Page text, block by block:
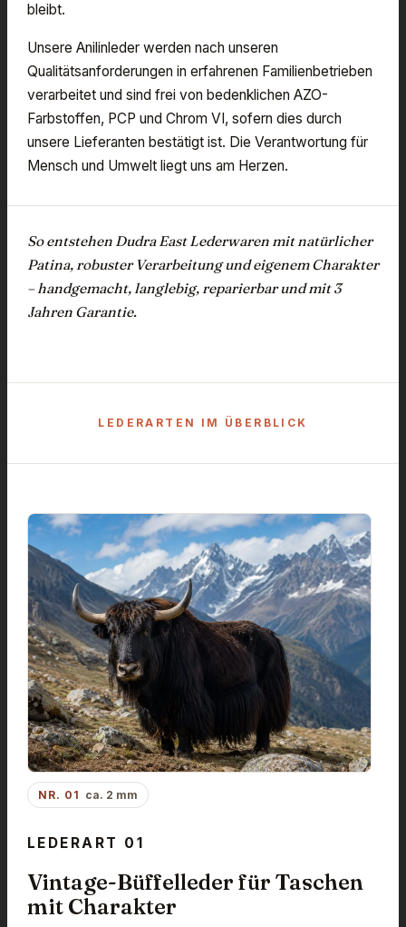
bleibt.
Unsere Anilinleder werden nach unseren
Qualitätsanforderungen in erfahrenen Familienbetrieben
verarbeitet und sind frei von bedenklichen AZO-
Farbstoffen, PCP und Chrom VI, sofern dies durch
unsere Lieferanten bestätigt ist. Die Verantwortung für
Mensch und Umwelt liegt uns am Herzen.
So entstehen Dudra East Lederwaren mit natürlicher
Patina, robuster Verarbeitung und eigenem Charakter
– handgemacht, langlebig, reparierbar und mit 3
Jahren Garantie.
LEDERARTEN IM ÜBERBLICK
NR. 01 ca. 2 mm
LEDERART 01
Vintage-Büffelleder für Taschen
mit Charakter